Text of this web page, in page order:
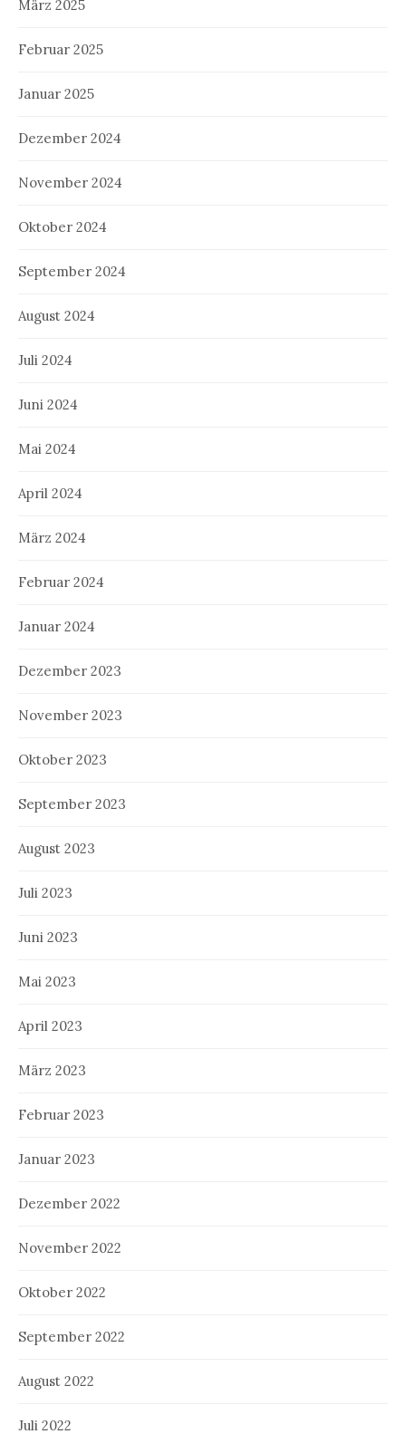
März 2025
Februar 2025
Januar 2025
Dezember 2024
November 2024
Oktober 2024
September 2024
August 2024
Juli 2024
Juni 2024
Mai 2024
April 2024
März 2024
Februar 2024
Januar 2024
Dezember 2023
November 2023
Oktober 2023
September 2023
August 2023
Juli 2023
Juni 2023
Mai 2023
April 2023
März 2023
Februar 2023
Januar 2023
Dezember 2022
November 2022
Oktober 2022
September 2022
August 2022
Juli 2022